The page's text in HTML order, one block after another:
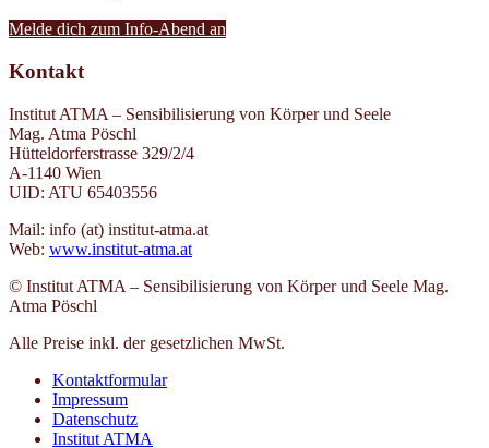
Melde dich zum Info-Abend an
Kontakt
Institut ATMA – Sensibilisierung von Körper und Seele
Mag. Atma Pöschl
Hütteldorferstrasse 329/2/4
A-1140 Wien
UID: ATU 65403556
Mail: info (at) institut-atma.at
Web: www.institut-atma.at
© Institut ATMA – Sensibilisierung von Körper und Seele Mag.
Atma Pöschl
Alle Preise inkl. der gesetzlichen MwSt.
Kontaktformular
Impressum
Datenschutz
Institut ATMA